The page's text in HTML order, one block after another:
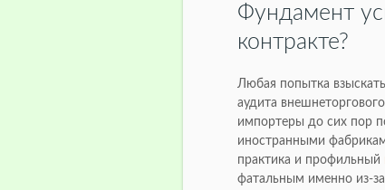
Фундамент
контракте?
Любая попытка
аудита
импортеры до сих пор
иностранными
практика и профильный
фатальным именно из-за